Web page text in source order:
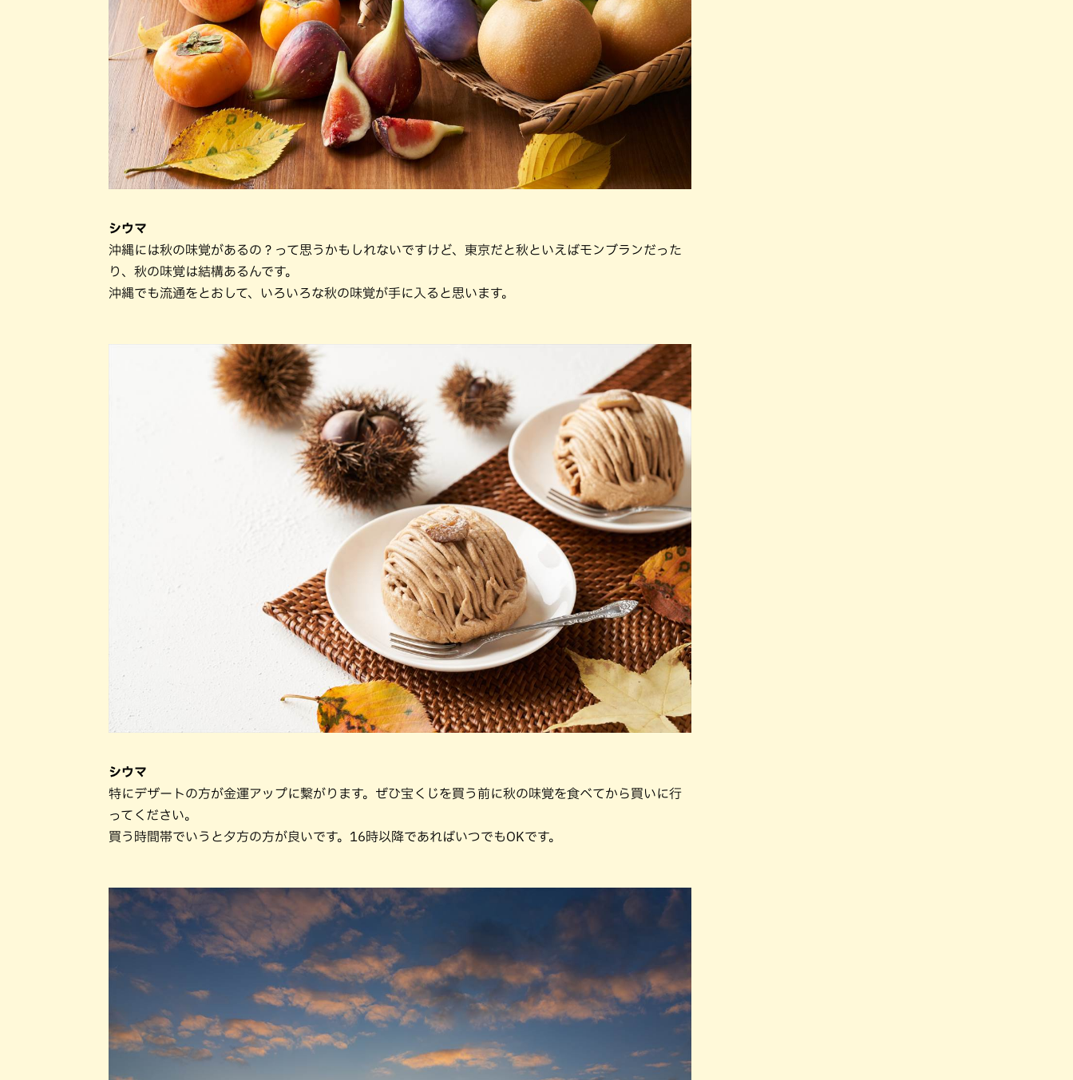
シウマ
沖縄には秋の味覚があるの？って思うかもしれないですけど、東京だと秋といえばモンブランだった
り、秋の味覚は結構あるんです。
沖縄でも流通をとおして、いろいろな秋の味覚が手に入ると思います。
シウマ
特にデザートの方が金運アップに繋がります。ぜひ宝くじを買う前に秋の味覚を食べてから買いに行
ってください。
買う時間帯でいうと夕方の方が良いです。16時以降であればいつでもOKです。